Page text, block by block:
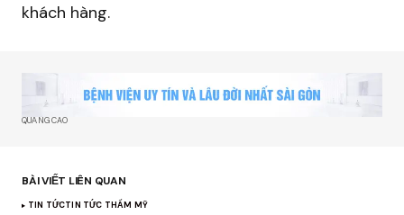
khách hàng.
QUẢNG CÁO
BÀI VIẾT LIÊN QUAN
TIN TỨCTIN TỨC THẨM MỸ